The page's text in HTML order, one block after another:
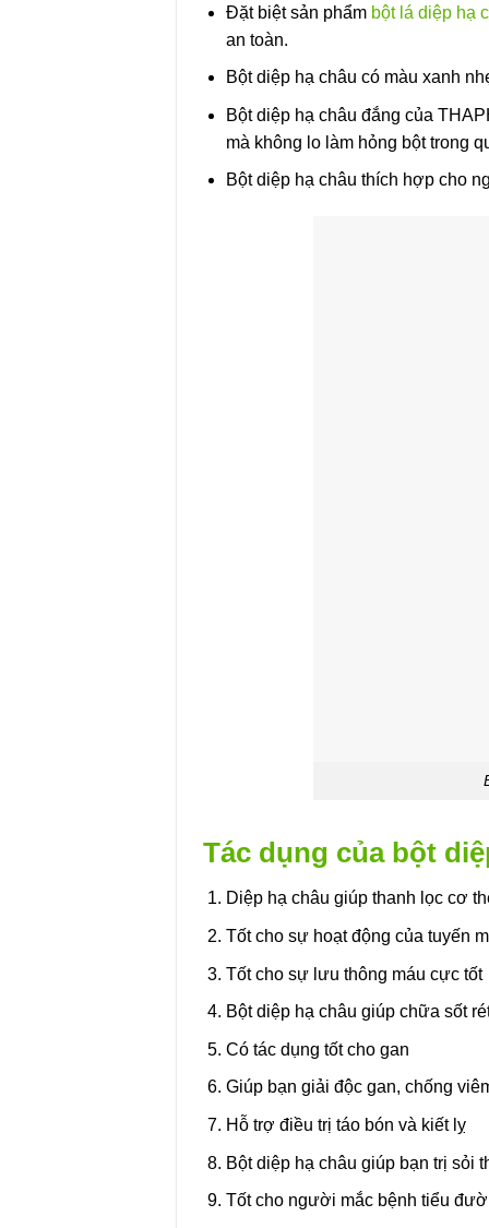
Đặt biệt sản phẩm bột lá diệp hạ
an toàn.
Bột diệp hạ châu có màu xanh
Bột diệp hạ châu đắng của
mà không lo làm hỏng bột trong
Bột diệp hạ châu thích hợp cho
Tác dụng của bột
Diệp hạ châu giúp thanh lọc cơ
Tốt cho sự hoạt động của tuyến
Tốt cho sự lưu thông máu cực tốt
Bột diệp hạ châu giúp chữa sốt
Có tác dụng tốt cho gan
Giúp bạn giải độc gan, chống
Hỗ trợ điều trị táo bón và kiết lỵ
Bột diệp hạ châu giúp bạn trị sỏi
Tốt cho người mắc bệnh tiểu